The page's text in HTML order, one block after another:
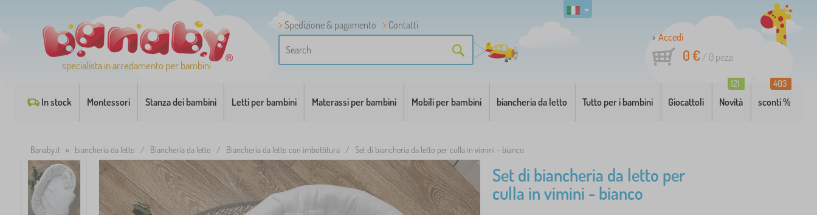
specialista in arredamento per bambini
Spedizione & pagamento
Contatti
Accedi
0 €/ 0 pezzi
In stock Montessori Stanza dei bambini Letti per bambini Materassi per bambini Mobili per bambini biancheria da letto Tutto per i bambini Giocattoli Novità
121
sconti %
403
Banaby.it » biancheria da letto / Biancheria da letto / Biancheria da letto con imbottitura / Set di biancheria da letto per culla in vimini - bianco
Set di biancheria da letto per
culla in vimini - bianco